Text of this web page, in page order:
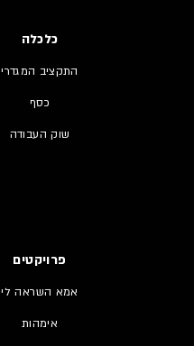
כלכלה
התקציב המגדרי
כסף
שוק העבודה
פרויקטים
אמא השראה לי
אימהות